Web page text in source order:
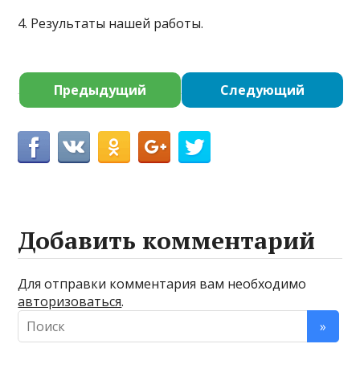
4. Результаты нашей работы.
Предыдущий Следующий
Добавить комментарий
Для отправки комментария вам необходимо
авторизоваться.